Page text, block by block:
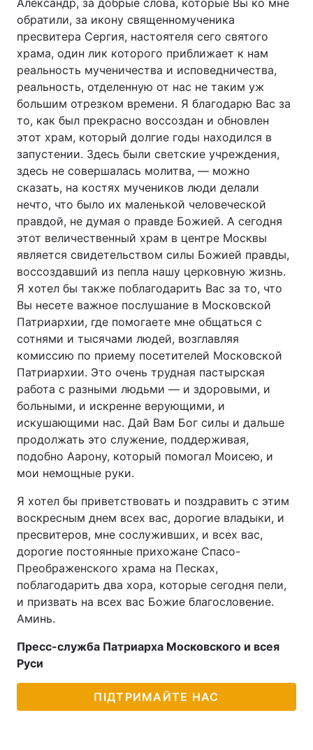
Александр, за добрые слова, которые Вы ко мне
обратили, за икону священномученика
пресвитера Сергия, настоятеля сего святого
храма, один лик которого приближает к нам
реальность мученичества и исповедничества,
реальность, отделенную от нас не таким уж
большим отрезком времени. Я благодарю Вас за
то, как был прекрасно воссоздан и обновлен
этот храм, который долгие годы находился в
запустении. Здесь были светские учреждения,
здесь не совершалась молитва, — можно
сказать, на костях мучеников люди делали
нечто, что было их маленькой человеческой
правдой, не думая о правде Божией. А сегодня
этот величественный храм в центре Москвы
является свидетельством силы Божией правды,
воссоздавший из пепла нашу церковную жизнь.
Я хотел бы также поблагодарить Вас за то, что
Вы несете важное послушание в Московской
Патриархии, где помогаете мне общаться с
сотнями и тысячами людей, возглавляя
комиссию по приему посетителей Московской
Патриархии. Это очень трудная пастырская
работа с разными людьми — и здоровыми, и
больными, и искренне верующими, и
искушающими нас. Дай Вам Бог силы и дальше
продолжать это служение, поддерживая,
подобно Аарону, который помогал Моисею, и
мои немощные руки.
Я хотел бы приветствовать и поздравить с этим
воскресным днем всех вас, дорогие владыки, и
пресвитеров, мне сослуживших, и всех вас,
дорогие постоянные прихожане Спасо-
Преображенского храма на Песках,
поблагодарить два хора, которые сегодня пели,
и призвать на всех вас Божие благословение.
Аминь.
Пресс-служба Патриарха Московского и всея
Руси
ПІДТРИМАЙТЕ НАС